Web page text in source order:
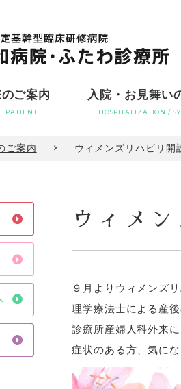
ご案内 入院・お見舞い
HOSPITALIZATION /
ご案内 ウィメンズリハビリ開
ウィメ
９月よりウィメンズ
理学療法士による産
診療所産婦人科外来に
症状のある方、気に